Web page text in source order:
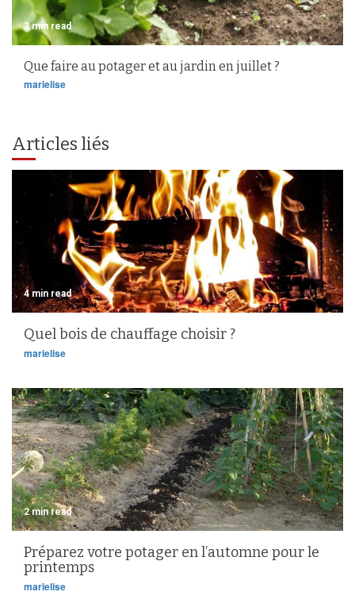
3 min read
Que faire au potager et au jardin en juillet ?
marielise
Articles liés
4 min read
Quel bois de chauffage choisir ?
marielise
2 min read
Préparez votre potager en l’automne pour le
printemps
marielise